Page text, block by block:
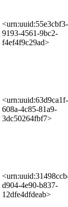
<urn:uuid:55e3cbf3-
9193-4561-9bc2-
f4ef4f9c29ad>
<urn:uuid:63d9ca1f-
608a-4c85-81a9-
3dc50264fbf7>
d904-4e90-b837-
12dfe4dfdeab>